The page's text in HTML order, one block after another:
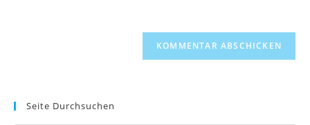
Seite Durchsuchen